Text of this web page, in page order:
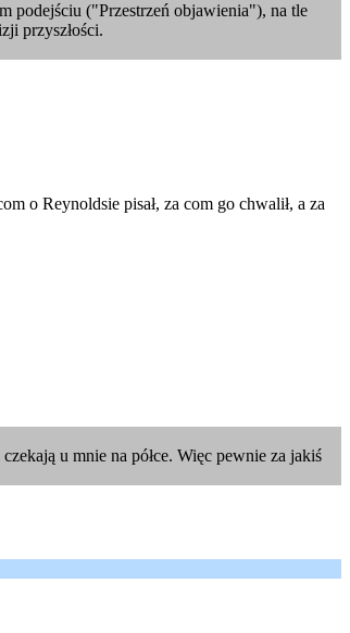
podejściu ("Przestrzeń objawienia"), na tle
przyszłości.
o Reynoldsie pisał, za com go chwalił, a za
u mnie na półce. Więc pewnie za jakiś